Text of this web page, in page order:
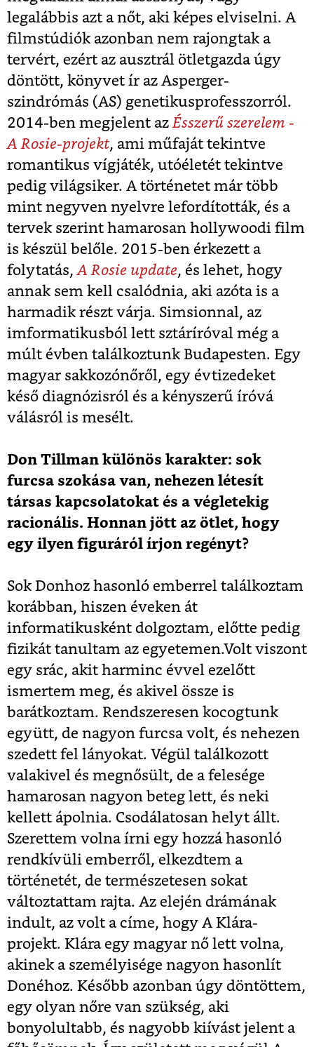
legalábbis azt a nőt, aki képes elviselni. A
filmstúdiók azonban nem rajongtak a
tervért, ezért az ausztrál ötletgazda úgy
döntött, könyvet ír az Asperger-
szindrómás (AS) genetikusprofesszorról.
2014-ben megjelent az Ésszerű szerelem -
A Rosie-projekt, ami műfaját tekintve
romantikus vígjáték, utóéletét tekintve
pedig világsiker. A történetet már több
mint negyven nyelvre lefordították, és a
tervek szerint hamarosan hollywoodi film
is készül belőle. 2015-ben érkezett a
folytatás, A Rosie update, és lehet, hogy
annak sem kell csalódnia, aki azóta is a
harmadik részt várja. Simsionnal, az
imformatikusból lett sztáríróval még a
múlt évben találkoztunk Budapesten. Egy
magyar sakkozónőről, egy évtizedeket
késő diagnózisról és a kényszerű íróvá
válásról is mesélt.
Don Tillman különös karakter: sok
furcsa szokása van, nehezen létesít
társas kapcsolatokat és a végletekig
racionális. Honnan jött az ötlet, hogy
egy ilyen figuráról írjon regényt?
Sok Donhoz hasonló emberrel találkoztam
korábban, hiszen éveken át
informatikusként dolgoztam, előtte pedig
fizikát tanultam az egyetemen.Volt viszont
egy srác, akit harminc évvel ezelőtt
ismertem meg, és akivel össze is
barátkoztam. Rendszeresen kocogtunk
együtt, de nagyon furcsa volt, és nehezen
szedett fel lányokat. Végül találkozott
valakivel és megnősült, de a felesége
hamarosan nagyon beteg lett, és neki
kellett ápolnia. Csodálatosan helyt állt.
Szerettem volna írni egy hozzá hasonló
rendkívüli emberről, elkezdtem a
történetét, de természetesen sokat
változtattam rajta. Az elején drámának
indult, az volt a címe, hogy A Klára-
projekt. Klára egy magyar nő lett volna,
akinek a személyisége nagyon hasonlít
Donéhoz. Később azonban úgy döntöttem,
egy olyan nőre van szükség, aki
bonyolultabb, és nagyobb kiívást jelent a